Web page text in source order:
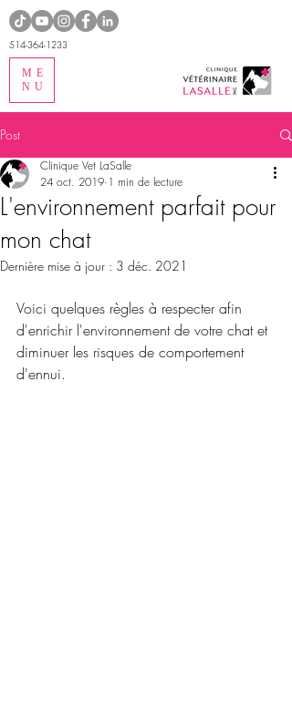
ME
NU
514-364-1233
Post
L'environnement parfait pour
mon chat
Clinique Vet LaSalle
24 oct. 2019 1 min de lecture
Dernière mise à jour : 3 déc. 2021
Voici quelques règles à respecter afin
d'enrichir l'environnement de votre chat et
diminuer les risques de comportement
d'ennui.